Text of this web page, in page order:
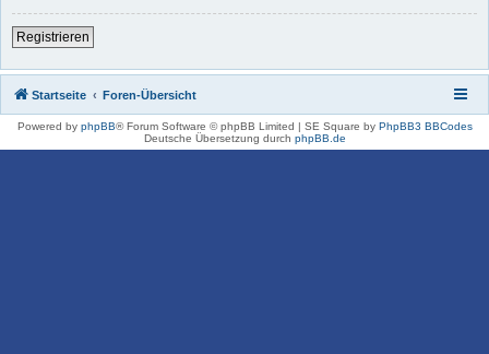
Registrieren
Startseite Foren-Übersicht
Powered by phpBB® Forum Software © phpBB Limited | SE Square by PhpBB3 BBCodes
Deutsche Übersetzung durch phpBB.de